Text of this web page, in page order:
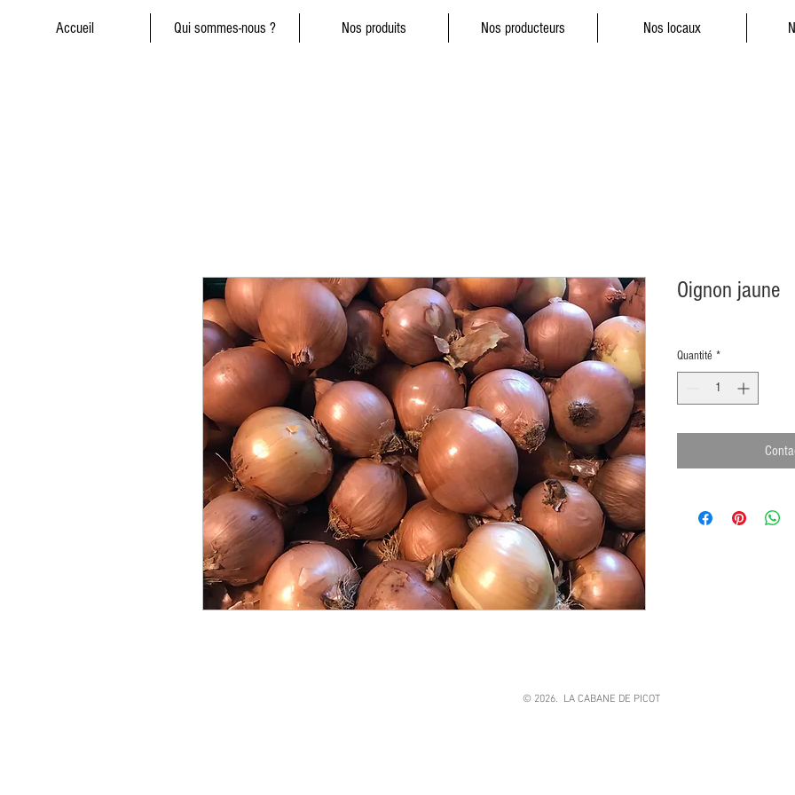
Accueil Qui sommes-nous ? Nos produits Nos producteurs Nos locaux
Oignon jaune
Quantité *
© 2026. LA CABANE DE PICOT